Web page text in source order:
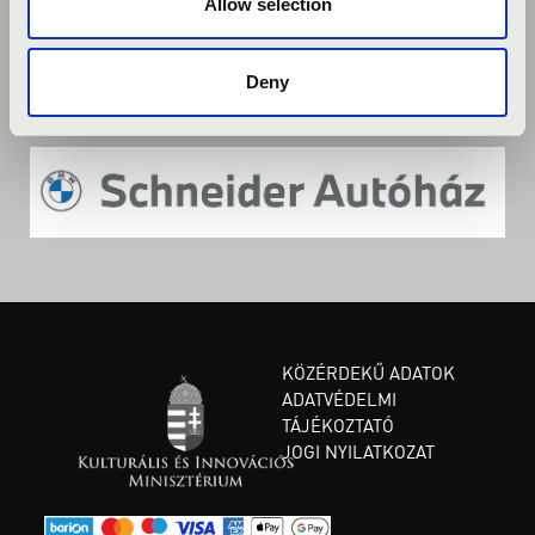
Deny
KÖZÉRDEKŰ ADATOK
ADATVÉDELMI
TÁJÉKOZTATÓ
JOGI NYILATKOZAT